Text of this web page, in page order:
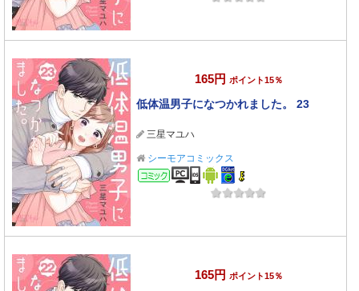
165円 ポイント15％
低体温男子になつかれました。 23
三星マユハ
シーモアコミックス
コミック
165円 ポイント15％